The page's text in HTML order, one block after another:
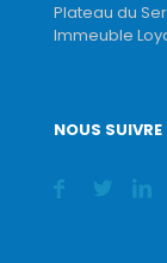
Plateau du
Immeuble
NOUS SUIVRE